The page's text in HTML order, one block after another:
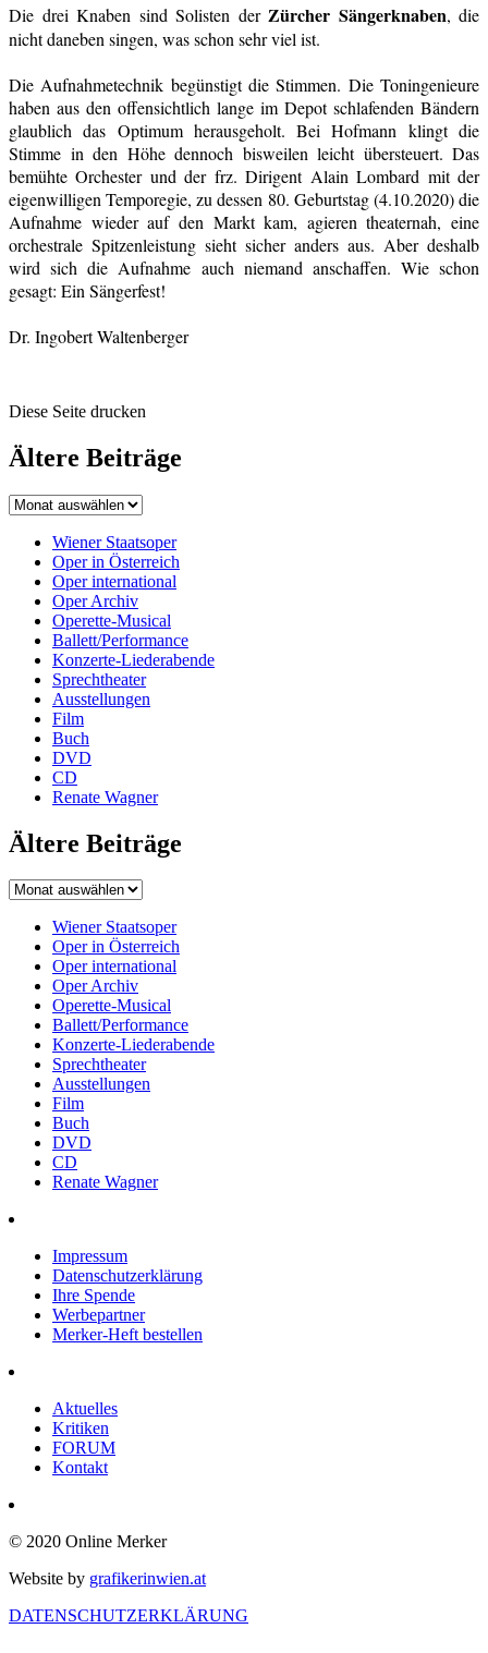
Die drei Knaben sind Solisten der Zürcher Sängerknaben, die
nicht daneben singen, was schon sehr viel ist.
Die Aufnahmetechnik begünstigt die Stimmen. Die Toningenieure
haben aus den offensichtlich lange im Depot schlafenden Bändern
glaublich das Optimum herausgeholt. Bei Hofmann klingt die
Stimme in den Höhe dennoch bisweilen leicht übersteuert. Das
bemühte Orchester und der frz. Dirigent Alain Lombard mit der
eigenwilligen Temporegie, zu dessen 80. Geburtstag (4.10.2020) die
Aufnahme wieder auf den Markt kam, agieren theaternah, eine
orchestrale Spitzenleistung sieht sicher anders aus. Aber deshalb
wird sich die Aufnahme auch niemand anschaffen. Wie schon
gesagt: Ein Sängerfest!
Dr. Ingobert Waltenberger
Diese Seite drucken
Ältere Beiträge
Wiener Staatsoper
Oper in Österreich
Oper international
Oper Archiv
Operette-Musical
Ballett/Performance
Konzerte-Liederabende
Sprechtheater
Ausstellungen
Film
Buch
DVD
CD
Renate Wagner
Ältere Beiträge
Wiener Staatsoper
Oper in Österreich
Oper international
Oper Archiv
Operette-Musical
Ballett/Performance
Konzerte-Liederabende
Sprechtheater
Ausstellungen
Film
Buch
DVD
CD
Renate Wagner
Impressum
Datenschutzerklärung
Ihre Spende
Werbepartner
Merker-Heft bestellen
Aktuelles
Kritiken
FORUM
Kontakt
© 2020 Online Merker
Website by grafikerinwien.at
DATENSCHUTZERKLÄRUNG